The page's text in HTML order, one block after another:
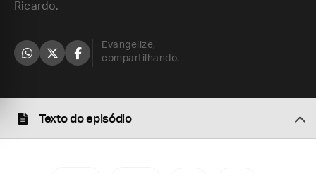
Ricardo.
Evangelize,
compartilhando.
Texto do episódio